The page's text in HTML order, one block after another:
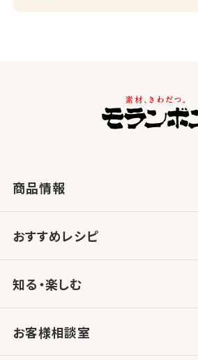
商品情報
おすすめレシピ
知る・楽しむ
お客様相談室